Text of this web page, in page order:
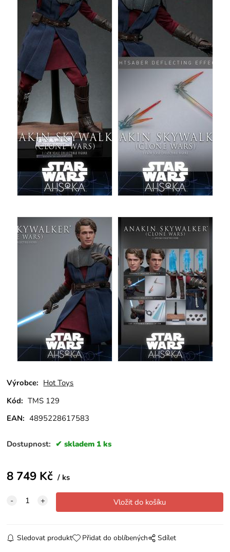
Výrobce: Hot Toys
Kód: TMS 129
EAN: 4895228617583
Dostupnost: skladem 1 ks
8 749 Kč ks
Sledovat produkt Přidat do oblíbených Sdílet